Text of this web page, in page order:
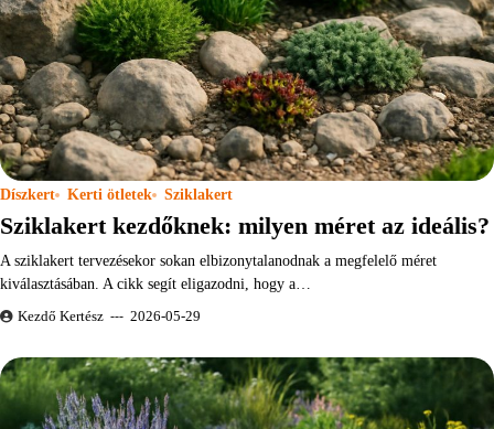
Díszkert Kerti ötletek Sziklakert
Sziklakert kezdőknek: milyen méret az ideális?
A sziklakert tervezésekor sokan elbizonytalanodnak a megfelelő méret
kiválasztásában. A cikk segít eligazodni, hogy a…
Kezdő Kertész 2026-05-29